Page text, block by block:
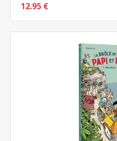
12.95 €